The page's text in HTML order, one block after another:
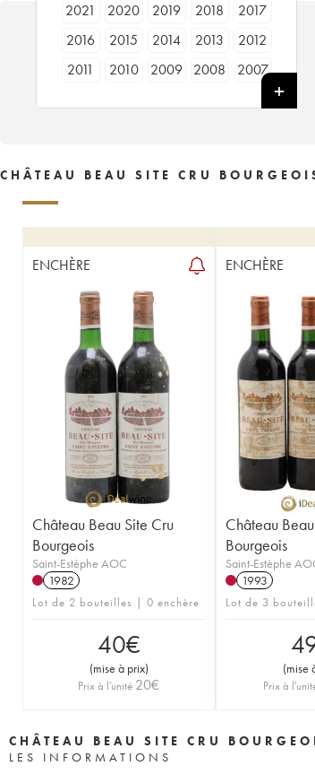
2021 2020 2019 2018
2017
2016
2015 2014 2013
2012
2011
2010 2009 2008
2007
1980
1979 1978 1977
1976
1970
1967
1966 1964
1959
1955
CHÂTEAU BEAU SITE CRU
ENCHÈRE
Château Beau Site Cru
Bourgeois
Saint-Estèphe AOC
1982
Lot de 2 bouteilles | 0 enchère
40€
(mise à prix)
Prix à l'unité 20€
ENCHÈRE
Château
Bourgeois
Saint-Estèphe
1993
Lot de 3
(mise
Prix à
CHÂTEAU BEAU SITE CRU
LES INFORMATIONS